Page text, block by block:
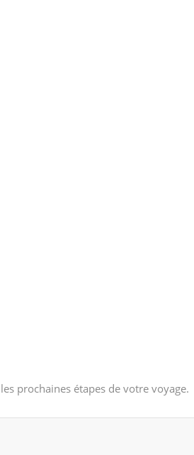
prochaines étapes de votre voyage.